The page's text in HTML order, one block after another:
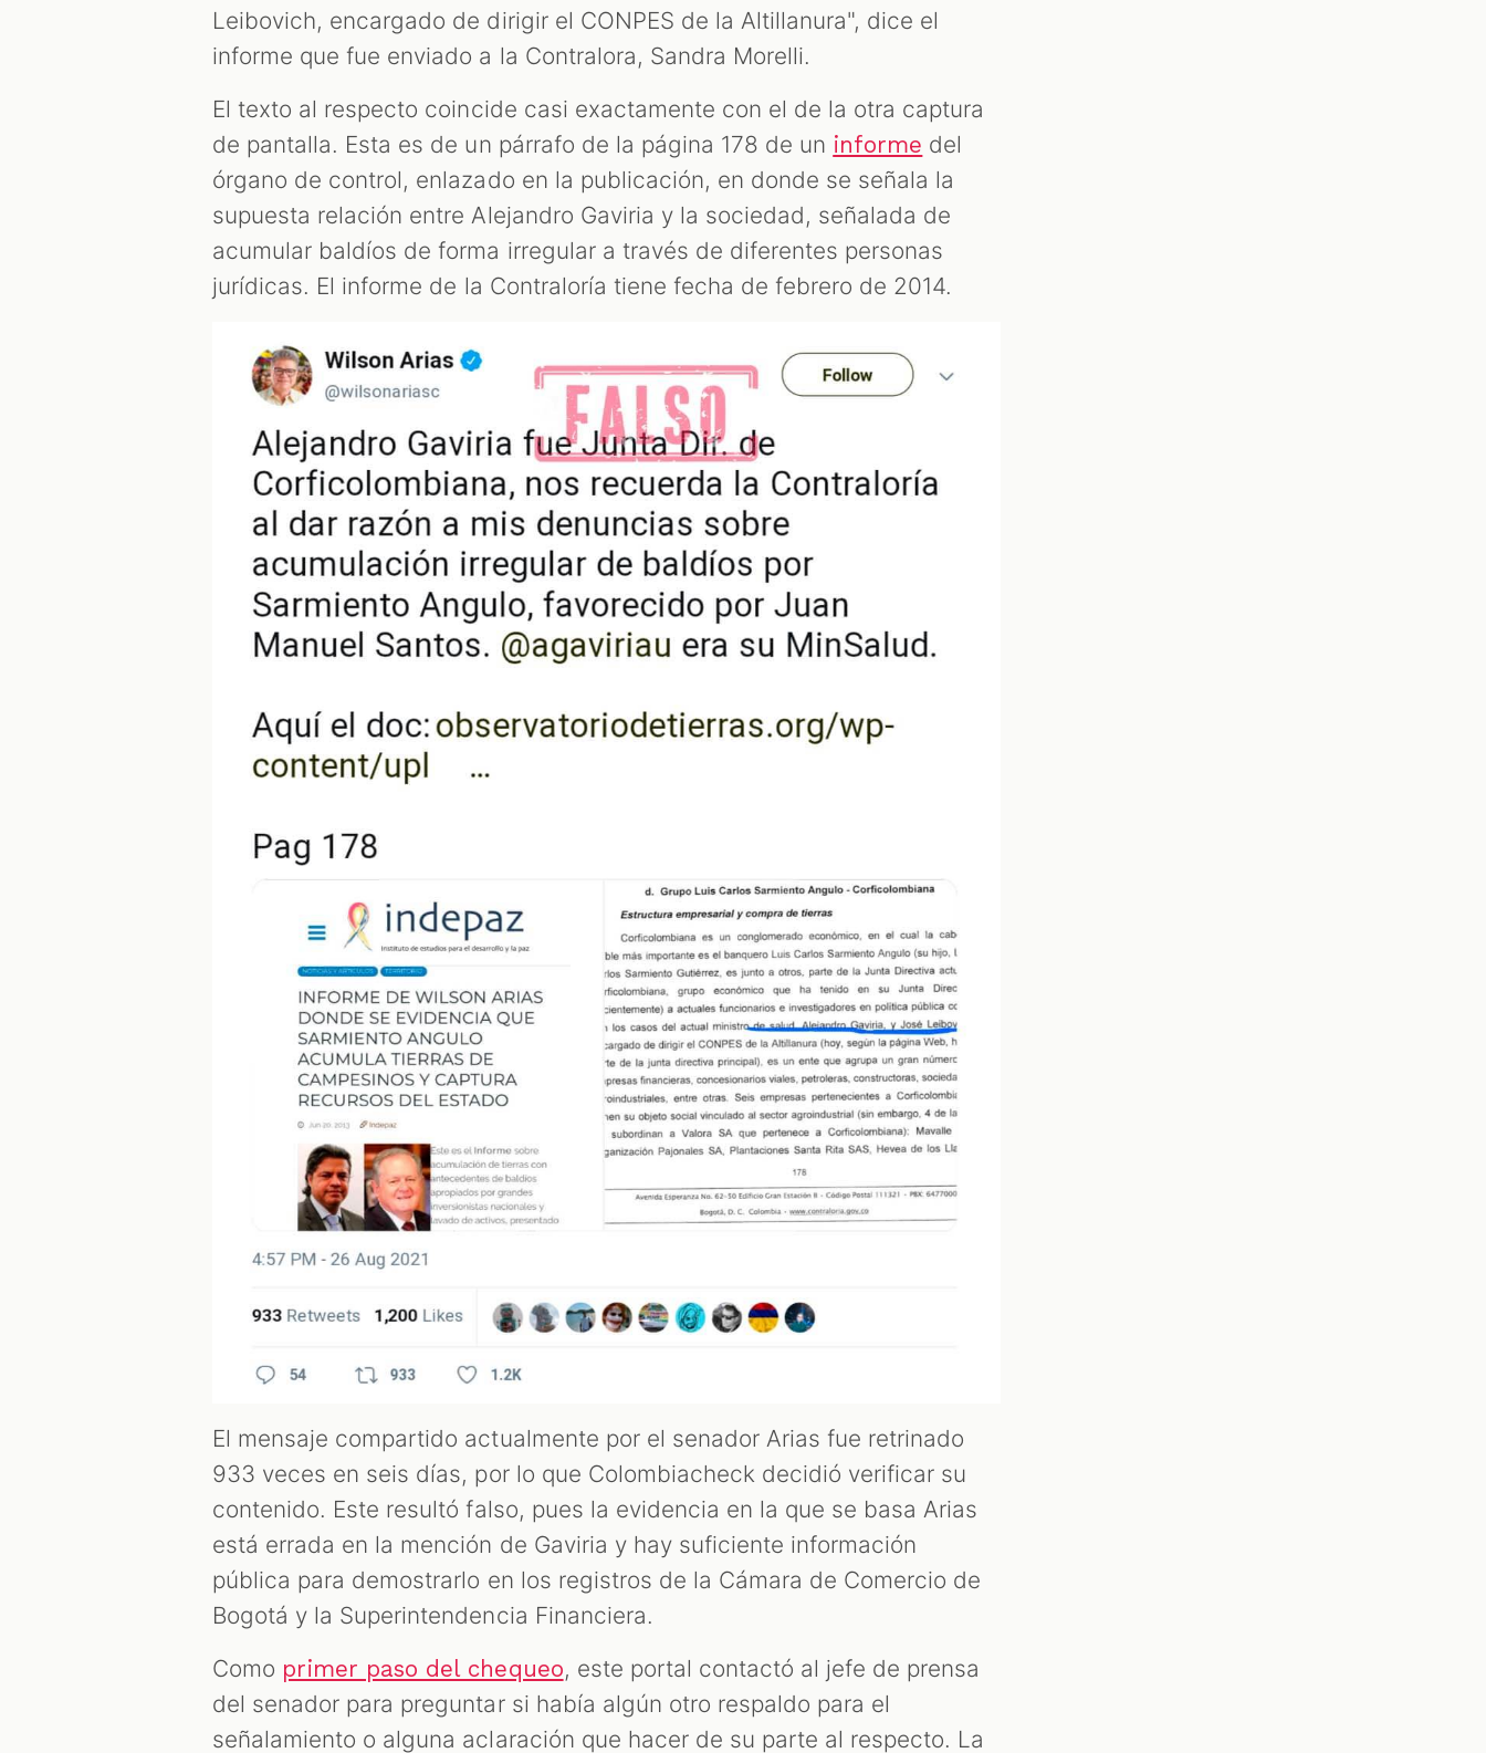
Leibovich, encargado de dirigir el CONPES de la Altillanura", dice el
informe que fue enviado a la Contralora, Sandra Morelli.
El texto al respecto coincide casi exactamente con el de la otra captura
de pantalla. Esta es de un párrafo de la página 178 de un informe del
órgano de control, enlazado en la publicación, en donde se señala la
supuesta relación entre Alejandro Gaviria y la sociedad, señalada de
acumular baldíos de forma irregular a través de diferentes personas
jurídicas. El informe de la Contraloría tiene fecha de febrero de 2014.
El mensaje compartido actualmente por el senador Arias fue retrinado
933 veces en seis días, por lo que Colombiacheck decidió verificar su
contenido. Este resultó falso, pues la evidencia en la que se basa Arias
está errada en la mención de Gaviria y hay suficiente información
pública para demostrarlo en los registros de la Cámara de Comercio de
Bogotá y la Superintendencia Financiera.
Como primer paso del chequeo, este portal contactó al jefe de prensa
del senador para preguntar si había algún otro respaldo para el
señalamiento o alguna aclaración que hacer de su parte al respecto. La